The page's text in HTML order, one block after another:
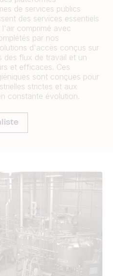
de services publics
des services essentiels
comprimé avec
par nos
d'accès conçus sur
des flux de travail et un
et efficaces. Ces
sont conçues pour
strictes et aux
constante évolution.